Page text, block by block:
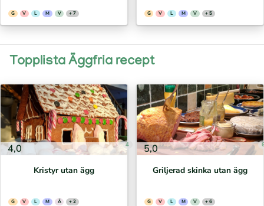
G V L M V + 7 G V L M V + 5
Topplista Äggfria recept
4,0 4
Kristyr utan ägg
G V L M Ä + 2
5,0
Griljerad skinka utan ägg
G V L M V + 6